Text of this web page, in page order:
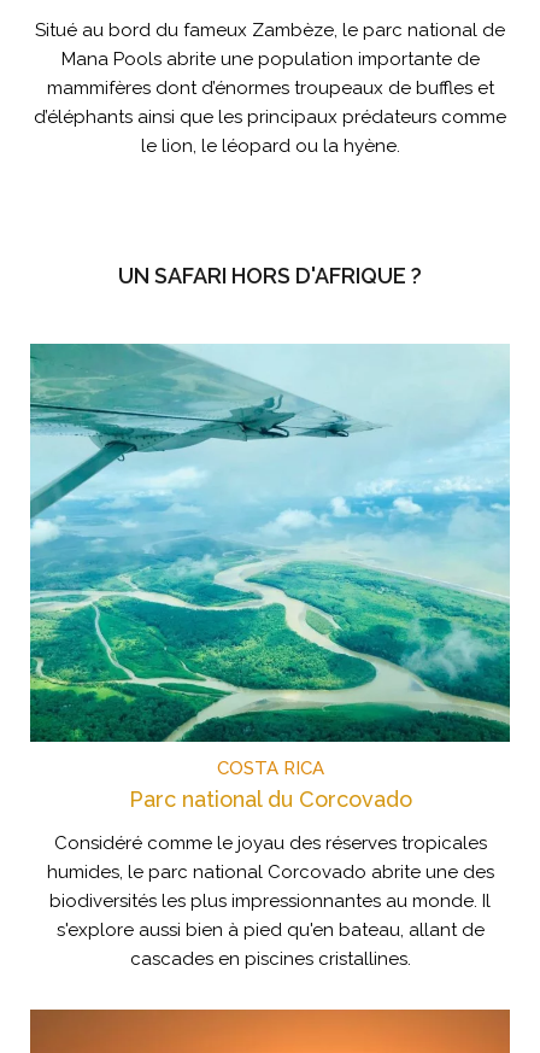
Situé au bord du fameux Zambèze, le parc national de
Mana Pools abrite une population importante de
mammifères dont d’énormes troupeaux de buffles et
d’éléphants ainsi que les principaux prédateurs comme
le lion, le léopard ou la hyène.
UN SAFARI HORS D'AFRIQUE ?
COSTA RICA
Parc national du Corcovado
Considéré comme le joyau des réserves tropicales
humides, le parc national Corcovado abrite une des
biodiversités les plus impressionnantes au monde. Il
s'explore aussi bien à pied qu'en bateau, allant de
cascades en piscines cristallines.